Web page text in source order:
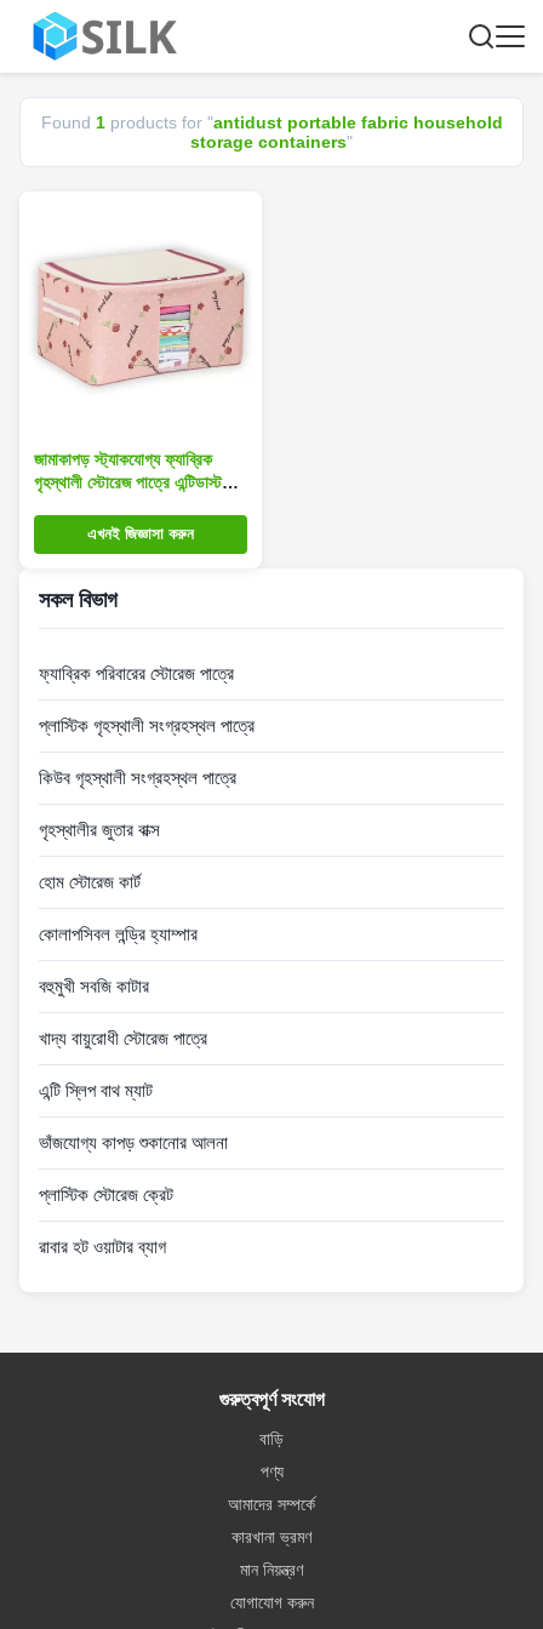
Found 1products for "antidust portable fabric household
storage containers"
জামাকাপড় স্ট্যাকযোগ্য ফ্যাব্রিক
গৃহস্থালী স্টোরেজ পাত্রে এন্টিডাস্ট
এখনই জিজ্ঞাসা করুন
সকল বিভাগ
ফ্যাব্রিক পরিবারের স্টোরেজ পাত্রে
প্লাস্টিক গৃহস্থালী সংগ্রহস্থল পাত্রে
কিউব গৃহস্থালী সংগ্রহস্থল পাত্রে
গৃহস্থালীর জুতার বাক্স
হোম স্টোরেজ কার্ট
কোলাপসিবল লন্ড্রি হ্যাম্পার
বহুমুখী সবজি কাটার
খাদ্য বায়ুরোধী স্টোরেজ পাত্রে
এন্টি স্লিপ বাথ ম্যাট
ভাঁজযোগ্য কাপড় শুকানোর আলনা
প্লাস্টিক স্টোরেজ ক্রেট
রাবার হট ওয়াটার ব্যাগ
গুরুত্বপূর্ণ সংযোগ
বাড়ি
পণ্য
আমাদের সম্পর্কে
কারখানা ভ্রমণ
মান নিয়ন্ত্রণ
যোগাযোগ করুন